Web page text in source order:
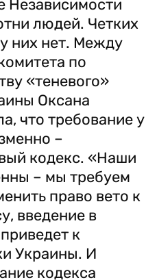
Независимости
людей. Четких
них нет. Между
по
«теневого»
Оксана
что требование у
–
кодекс. «Наши
– мы требуем
право вето к
введение в
к
Украины. И
кодекса